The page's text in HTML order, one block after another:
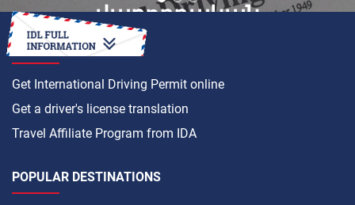
վարորդական
կարիքների
համար
HOW TO
Get International Driving Permit online
Get a driver's license translation
Travel Affiliate Program from IDA
POPULAR DESTINATIONS